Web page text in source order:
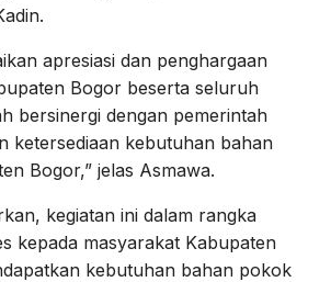
apresiasi dan penghargaan
Bogor beserta seluruh
bersinergi dengan pemerintah
ketersediaan kebutuhan bahan
Bogor,” jelas Asmawa.
kegiatan ini dalam rangka
kepada masyarakat Kabupaten
kebutuhan bahan pokok